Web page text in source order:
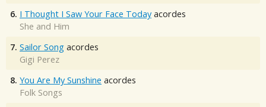
6. I Thought I Saw Your Face Today acordes
She and Him
7. Sailor Song acordes
Gigi Perez
8. You Are My Sunshine acordes
Folk Songs